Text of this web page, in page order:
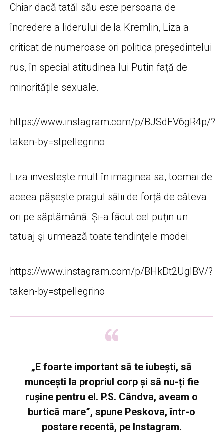
Chiar dacă tatăl său este persoana de
încredere a liderului de la Kremlin, Liza a
criticat de numeroase ori politica președintelui
rus, în special atitudinea lui Putin față de
minoritățile sexuale.
https://www.instagram.com/p/BJSdFV6gR4p/?
taken-by=stpellegrino
Liza investește mult în imaginea sa, tocmai de
aceea pășește pragul sălii de forță de câteva
ori pe săptămână. Și-a făcut cel puțin un
tatuaj și urmează toate tendințele modei.
https://www.instagram.com/p/BHkDt2UgIBV/?
taken-by=stpellegrino
„E foarte important să te iubești, să
muncești la propriul corp și să nu-ți fie
rușine pentru el. P.S. Cândva, aveam o
burtică mare”, spune Peskova, într-o
postare recentă, pe Instagram.